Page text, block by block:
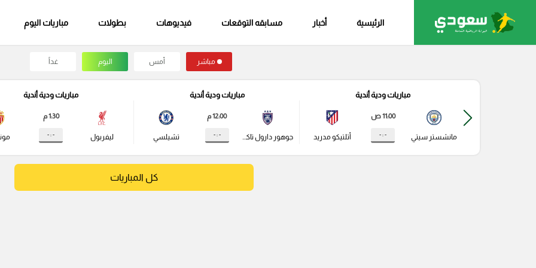
الرئيسية أخبار مسابقه التوقعات فيديوهات بطولات مباريات اليوم
مباشر أمس اليوم غداً
مباريات ودية أندية
مانشستر سيتي
11:00 ص
- : - أتلتيكو مدريد
مباريات ودية أندية
جوهور دارول تاكزيم
12:00 م
- : - تشيلسي
مباريات ودية أندية
ليفربول
1:30 م
- : -
كل المباريات